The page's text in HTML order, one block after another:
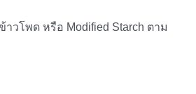
วโพด หรือ Modified Starch ตาม